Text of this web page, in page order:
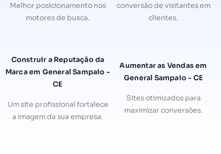
Melhor posicionamento nos
motores de busca.
conversão de visitantes em
clientes.
Construir a Reputação da
Marca em General Sampaio -
CE
Um site profissional fortalece
a imagem da sua empresa.
Aumentar as Vendas em
General Sampaio - CE
Sites otimizados para
maximizar conversões.